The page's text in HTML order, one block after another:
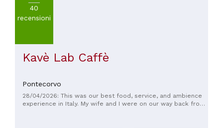
40
recensioni
Kavè Lab Caffè
Pontecorvo
28/04/2026: This was our best food, service, and ambience
experience in Italy. My wife and I were on our way back from